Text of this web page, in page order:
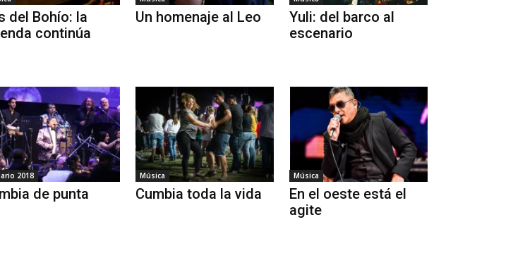
del Bohío: la
continúa
Un homenaje al Leo
Yuli: del barco al
escenario
2018
de punta
Música
Cumbia toda la vida
Música
En el oeste está el
agite